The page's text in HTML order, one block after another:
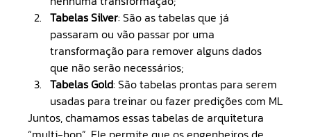
Tabelas Silver: São as tabelas que já
passaram ou vão passar por uma
transformação para remover alguns dados
que não serão necessários;
Tabelas Gold: São tabelas prontas para serem
usadas para treinar ou fazer predições com ML
Juntos, chamamos essas tabelas de arquitetura